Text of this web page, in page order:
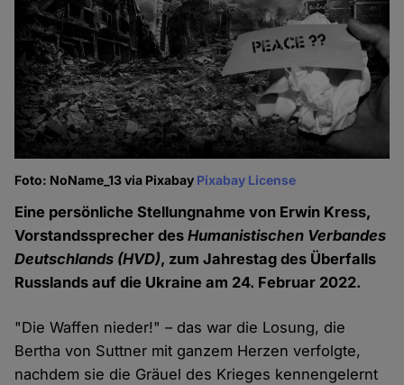
Foto: NoName_13 via Pixabay Pixabay License
Eine persönliche Stellungnahme von Erwin Kress,
Vorstandssprecher desHumanistischen Verbandes
Deutschlands (HVD), zum Jahrestag des Überfalls
Russlands auf die Ukraine am 24. Februar 2022.
"Die Waffen nieder!" – das war die Losung, die
Bertha von Suttner mit ganzem Herzen verfolgte,
nachdem sie die Gräuel des Krieges kennengelernt